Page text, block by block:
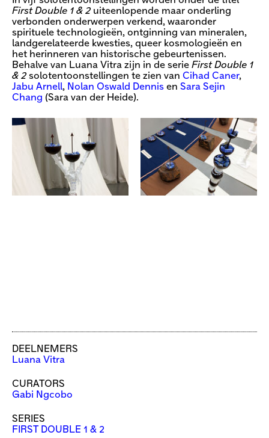
First Double 1 & 2 uiteenlopende maar onderling
verbonden onderwerpen verkend, waaronder
spirituele technologieën, ontginning van mineralen,
landgerelateerde kwesties, queer kosmologieën en
het herinneren van historische gebeurtenissen.
Behalve van Luana Vitra zijn in de serie First Double 1
& 2 solotentoonstellingen te zien van Cihad Caner,
Jabu Arnell, Nolan Oswald Dennis en Sara Sejin
Chang (Sara van der Heide).
DEELNEMERS
Luana Vitra
CURATORS
Gabi Ngcobo
SERIES
FIRST DOUBLE 1 & 2